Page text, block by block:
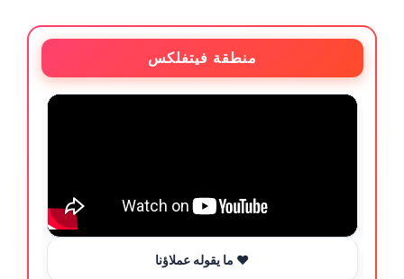
منطقة فيتفلكس
ما يقوله عملاؤنا ❤️